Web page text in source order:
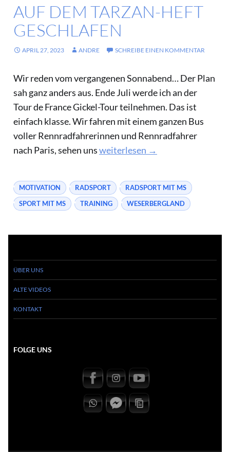
AUF DEM TARZAN-HEFT
GESCHLAFEN
APRIL 27, 2023 ANDRE SCHREIBE EINEN KOMMENTAR
Wir reden vom vergangenen Sonnabend… Der Plan
sah ganz anders aus. Ende Juli werde ich an der
Tour de France Gickel-Tour teilnehmen. Das ist
einfach klasse. Wir fahren mit einem ganzen Bus
voller Rennradfahrerinnen und Rennradfahrer
nach Paris, sehen unsAuf dem Tarzan-Heft geschlafen
weiterlesen →
MOTIVATION RADSPORT
RADSPORT MIT MS
SPORT MIT MS
TRAINING WESERBERGLAND
ÜBER UNS
ALTE VIDEOS
KONTAKT
FOLGE UNS